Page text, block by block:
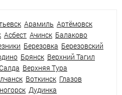
Арамиль Артёмовск
Асбест Ачинск Балаково
Березовка Березовский
Брянск Верхний Тагил
Верхняя Тура
Воткинск Глазов
Дудинка